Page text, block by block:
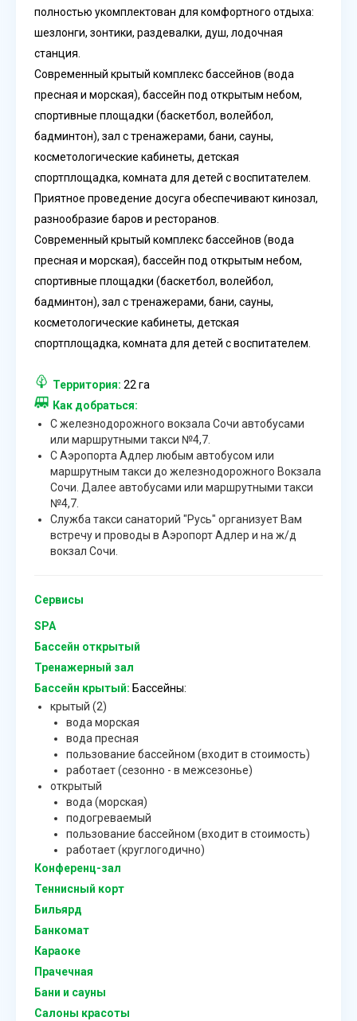
полностью укомплектован для комфортного отдыха:
шезлонги, зонтики, раздевалки, душ, лодочная
станция.
Современный крытый комплекс бассейнов (вода
пресная и морская), бассейн под открытым небом,
спортивные площадки (баскетбол, волейбол,
бадминтон), зал с тренажерами, бани, сауны,
косметологические кабинеты, детская
спортплощадка, комната для детей с воспитателем.
Приятное проведение досуга обеспечивают кинозал,
разнообразие баров и ресторанов.
Современный крытый комплекс бассейнов (вода
пресная и морская), бассейн под открытым небом,
спортивные площадки (баскетбол, волейбол,
бадминтон), зал с тренажерами, бани, сауны,
косметологические кабинеты, детская
спортплощадка, комната для детей с воспитателем.
Территория: 22 га
Как добраться:
С железнодорожного вокзала Сочи автобусами
или маршрутными такси №4,7.
С Аэропорта Адлер любым автобусом или
маршрутным такси до железнодорожного Вокзала
Сочи. Далее автобусами или маршрутными такси
№4,7.
Служба такси санаторий "Русь" организует Вам
встречу и проводы в Аэропорт Адлер и на ж/д
вокзал Сочи.
Сервисы
SPA
Бассейн открытый
Тренажерный зал
Бассейн крытый: Бассейны:
крытый (2)
вода морская
вода пресная
пользование бассейном (входит в стоимость)
работает (сезонно - в межсезонье)
открытый
вода (морская)
подогреваемый
пользование бассейном (входит в стоимость)
работает (круглогодично)
Конференц-зал
Теннисный корт
Бильярд
Банкомат
Караоке
Прачечная
Бани и сауны
Салоны красоты